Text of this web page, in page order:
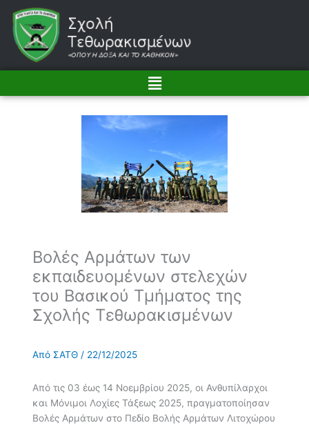
Μετάβαση
στο
περιεχόμενο
Menu
Βολές Αρμάτων των
εκπαιδευομένων στελεχών
του Βασικού Τμήματος της
Σχολής Τεθωρακισμένων
Από ΣΑΤΘ / 22/12/2025
Από τις 03 έως 14 Νοεμβρίου 2025, οι Ανθυπίλαρχοι
και Μόνιμοι Λοχίες Τάξεως 2025, πραγματοποίησαν
Βολές Αρμάτων στο Πεδίο Βολής Αρμάτων Λιτοχώρου